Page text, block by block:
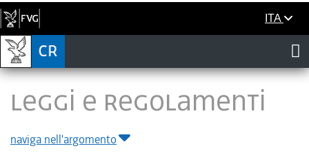
ITA
LEGGI E REGOLAMENTI
naviga nell'argomento